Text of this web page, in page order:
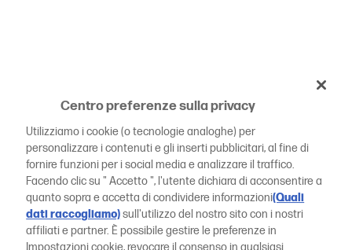
Centro preferenze sulla privacy
Utilizziamo i cookie (o tecnologie analoghe) per
personalizzare i contenuti e gli inserti pubblicitari, al fine di
fornire funzioni per i social media e analizzare il traffico.
Facendo clic su " Accetto ", l'utente dichiara di acconsentire a
quanto sopra e accetta di condividere informazioni(Quali
dati raccogliamo)sull'utilizzo del nostro sito con i nostri
affiliati e partner. È possibile gestire le preferenze in